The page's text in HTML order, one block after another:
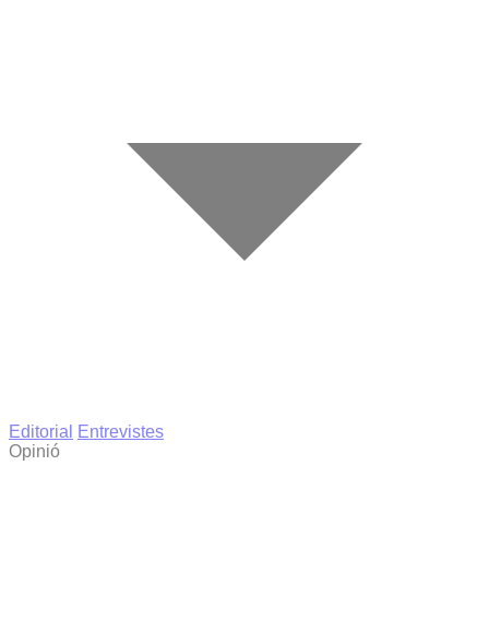
Editorial
Entrevistes
Opinió